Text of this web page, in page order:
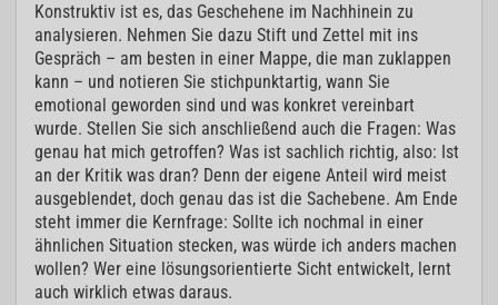
Konstruktiv ist es, das Geschehene im Nachhinein zu
analysieren. Nehmen Sie dazu Stift und Zettel mit ins
Gespräch – am besten in einer Mappe, die man zuklappen
kann – und notieren Sie stichpunktartig, wann Sie
emotional geworden sind und was konkret vereinbart
wurde. Stellen Sie sich anschließend auch die Fragen: Was
genau hat mich getroffen? Was ist sachlich richtig, also: Ist
an der Kritik was dran? Denn der eigene Anteil wird meist
ausgeblendet, doch genau das ist die Sachebene. Am Ende
steht immer die Kernfrage: Sollte ich nochmal in einer
ähnlichen Situation stecken, was würde ich anders machen
wollen? Wer eine lösungsorientierte Sicht entwickelt, lernt
auch wirklich etwas daraus.